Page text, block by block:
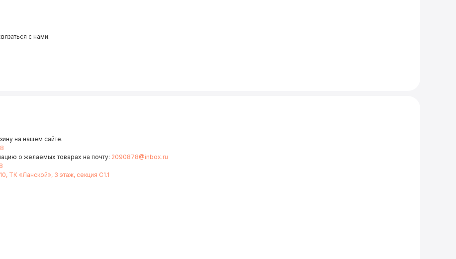
с нами:
на нашем сайте.
о желаемых товарах на почту: 2090878@inbox.ru
ТК «Ланской», 3 этаж, секция С1.1